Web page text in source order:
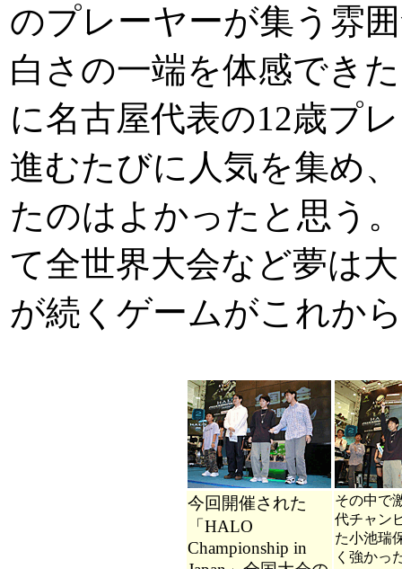
のプレーヤーが集う雰
白さの一端を体感でき
に名古屋代表の12歳プ
進むたびに人気を集め
たのはよかったと思う
て全世界大会など夢は
が続くゲームがこれか
今回開催された
「HALO
Championship in
その中で
代チャン
た小池瑞
く強かっ